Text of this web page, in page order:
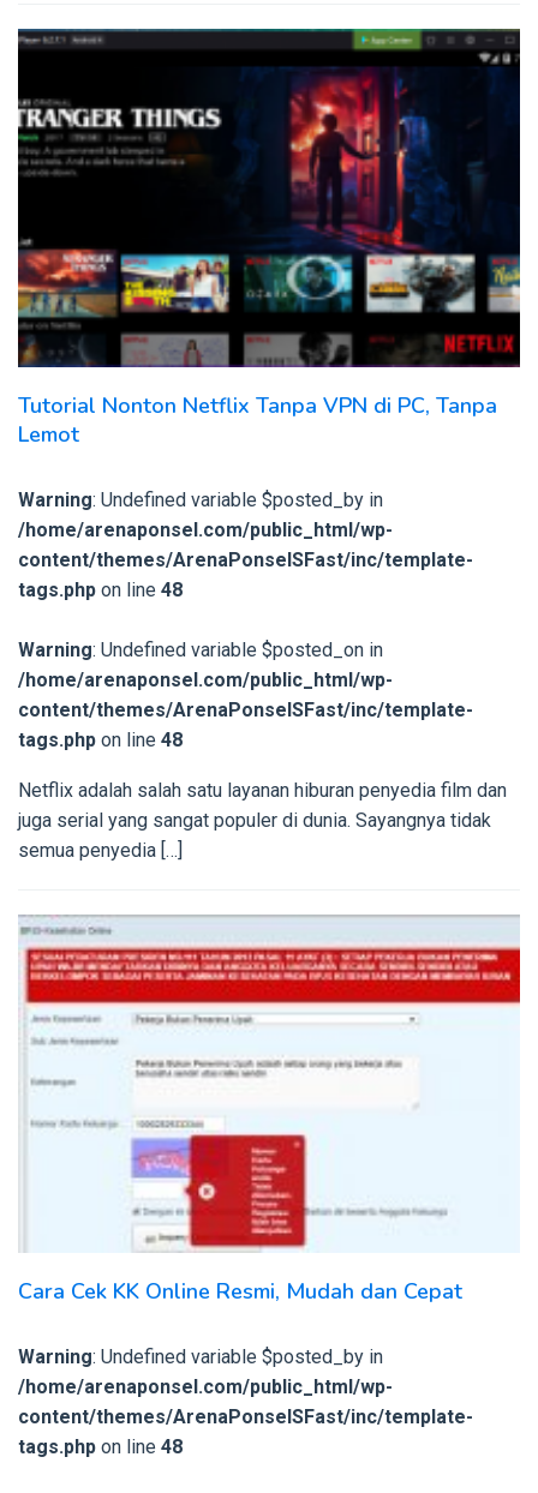
Tutorial Nonton Netflix Tanpa VPN di PC, Tanpa
Lemot
Warning: Undefined variable $posted_by in
/home/arenaponsel.com/public_html/wp-
content/themes/ArenaPonselSFast/inc/template-
tags.php on line 48
Warning: Undefined variable $posted_on in
/home/arenaponsel.com/public_html/wp-
content/themes/ArenaPonselSFast/inc/template-
tags.php on line 48
Netflix adalah salah satu layanan hiburan penyedia film dan
juga serial yang sangat populer di dunia. Sayangnya tidak
semua penyedia […]
Cara Cek KK Online Resmi, Mudah dan Cepat
Warning: Undefined variable $posted_by in
/home/arenaponsel.com/public_html/wp-
content/themes/ArenaPonselSFast/inc/template-
tags.php on line 48